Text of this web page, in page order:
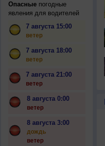
Опасныепогодные
явления для водителей
7 августа 15:00
ветер
7 августа 18:00
ветер
7 августа 21:00
ветер
8 августа 0:00
ветер
8 августа 3:00
дождь
ветер